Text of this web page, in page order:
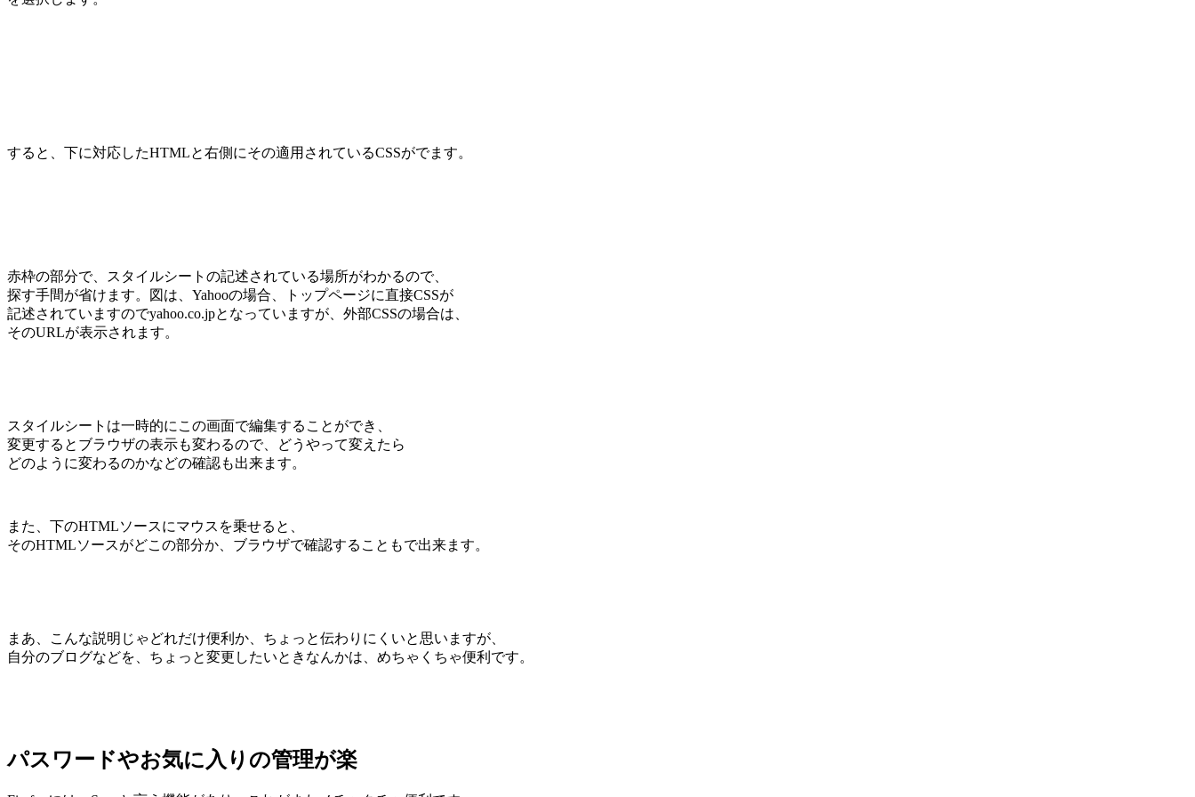
すると、下に対応したHTMLと右側にその適用されているCSSがでます。
赤枠の部分で、スタイルシートの記述されている場所がわかるので、
探す手間が省けます。図は、Yahooの場合、トップページに直接CSSが
記述されていますのでyahoo.co.jpとなっていますが、外部CSSの場合は、
そのURLが表示されます。
スタイルシートは一時的にこの画面で編集することができ、
変更するとブラウザの表示も変わるので、どうやって変えたら
どのように変わるのかなどの確認も出来ます。
また、下のHTMLソースにマウスを乗せると、
そのHTMLソースがどこの部分か、ブラウザで確認することもで出来ます。
まあ、こんな説明じゃどれだけ便利か、ちょっと伝わりにくいと思いますが、
自分のブログなどを、ちょっと変更したいときなんかは、めちゃくちゃ便利です。
パスワードやお気に入りの管理が楽